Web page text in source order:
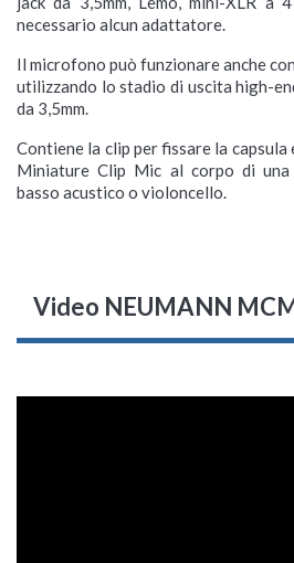
necessario alcun adattatore.
Il microfono può funzionare anche
utilizzando lo stadio di uscita high-
da 3,5mm.
Contiene la clip per fissare la capsula
Miniature Clip Mic al corpo di una
basso acustico o violoncello.
Video NEUMANN